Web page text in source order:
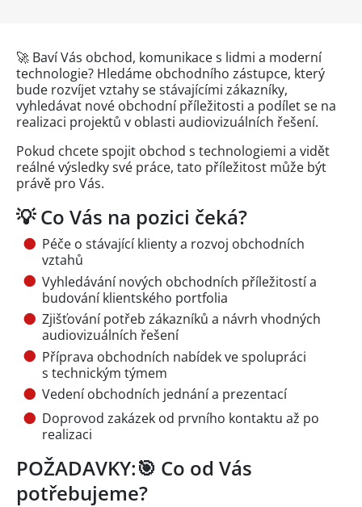
🚀 Baví Vás obchod, komunikace s lidmi a moderní
technologie? Hledáme obchodního zástupce, který
bude rozvíjet vztahy se stávajícími zákazníky,
vyhledávat nové obchodní příležitosti a podílet se na
realizaci projektů v oblasti audiovizuálních řešení.
Pokud chcete spojit obchod s technologiemi a vidět
reálné výsledky své práce, tato příležitost může být
právě pro Vás.
💡 Co Vás na pozici čeká?
Péče o stávající klienty a rozvoj obchodních
vztahů
Vyhledávání nových obchodních příležitostí a
budování klientského portfolia
Zjišťování potřeb zákazníků a návrh vhodných
audiovizuálních řešení
Příprava obchodních nabídek ve spolupráci
s technickým týmem
Vedení obchodních jednání a prezentací
Doprovod zakázek od prvního kontaktu až po
realizaci
POŽADAVKY:🎯 Co od Vás
potřebujeme?